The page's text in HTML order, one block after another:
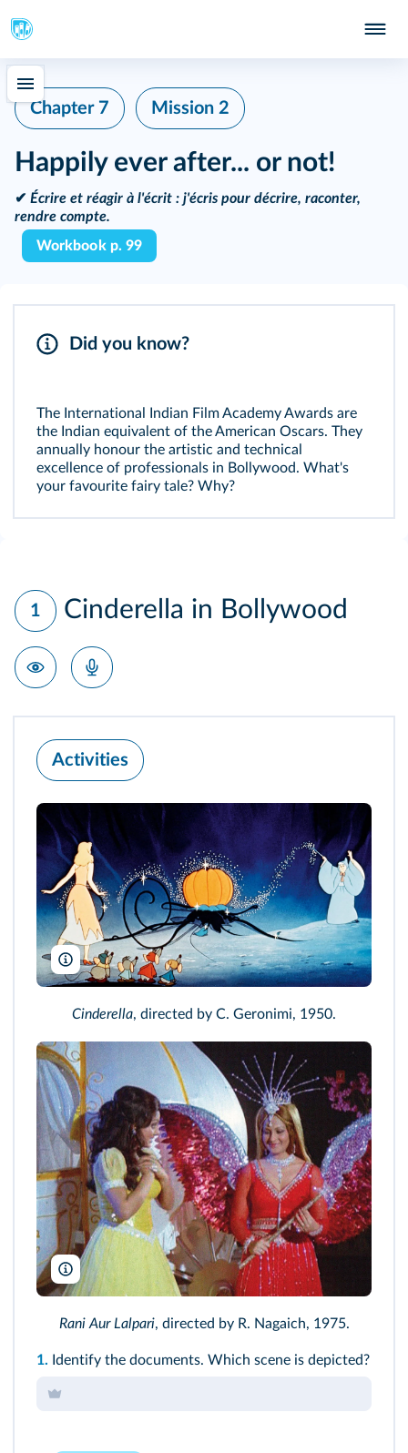
Chapter 7 Mission 2
Happily ever after... or not!
✔ Écrire et réagir à l'écrit : j'écris pour décrire, raconter,
rendre compte.
Workbook p. 99
Did you know?
The International Indian Film Academy Awards are
the Indian equivalent of the American Oscars. They
annually honour the artistic and technical
excellence of professionals in Bollywood. What's
your favourite fairy tale? Why?
1 Cinderella in Bollywood
Activities
Walt Disney/DR/TCD
Cinderella, directed by C. Geronimi, 1950.
Guru Enterprising Movies/DR/TCD
Rani Aur Lalpari, directed by R. Nagaich, 1975.
1. Identify the documents. Which scene is depicted?